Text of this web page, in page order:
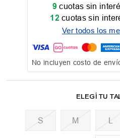
9 cuotas sin
12 cuotas sin
Ver todos los
No incluyen costo de
M L